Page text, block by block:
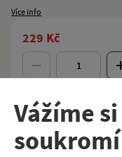
Více info
229 Kč
Popis
Vážíme
soukromí